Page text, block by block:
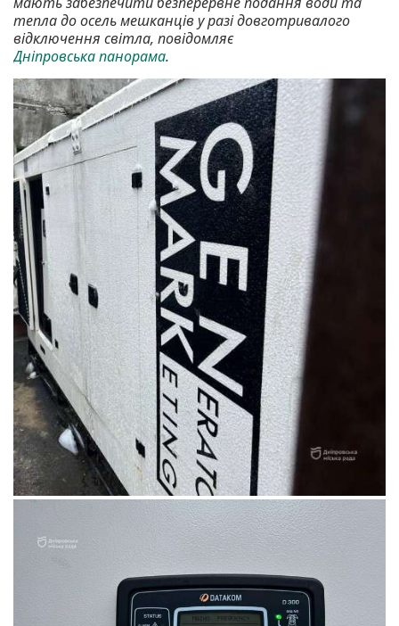
тепла до осель мешканців у разі довготривалого
відключення світла, повідомляє
Дніпровська панорама.